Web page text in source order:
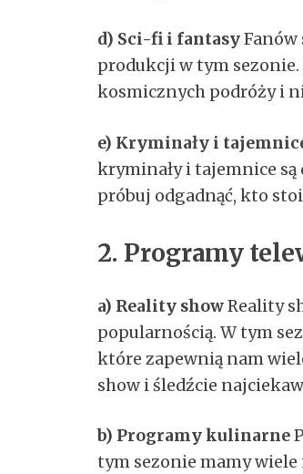
d) Sci-fi i fantasy
produkcji w tym
kosmicznych podróży i
e) Kryminały i
kryminały i tajemnice są
próbuj odgadnąć, kto
2. Programy
a) Reality showReality
popularnością. W tym
które zapewnią nam
show i śledźcie
b) Programy kulinarne
tym sezonie mamy